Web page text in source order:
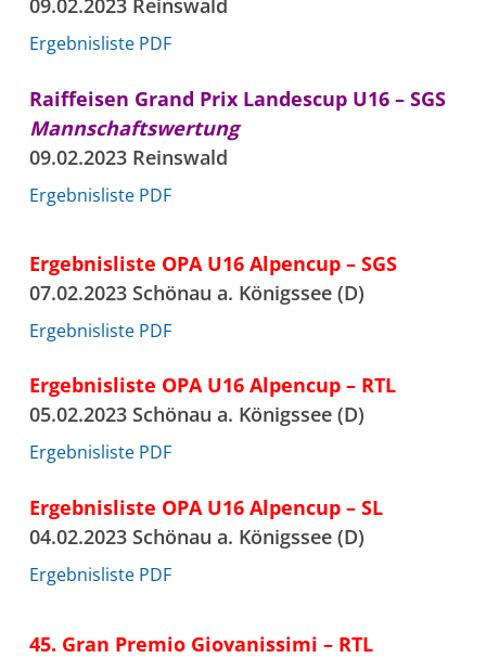
Ergebnisliste PDF
Raiffeisen Grand Prix Landescup U16 – SGS
Mannschaftswertung
09.02.2023 Reinswald
Ergebnisliste PDF
Ergebnisliste OPA U16 Alpencup – SGS
07.02.2023 Schönau a. Königssee (D)
Ergebnisliste PDF
Ergebnisliste OPA U16 Alpencup – RTL
05.02.2023 Schönau a. Königssee (D)
Ergebnisliste PDF
Ergebnisliste OPA U16 Alpencup – SL
04.02.2023 Schönau a. Königssee (D)
Ergebnisliste PDF
45. Gran Premio Giovanissimi – RTL